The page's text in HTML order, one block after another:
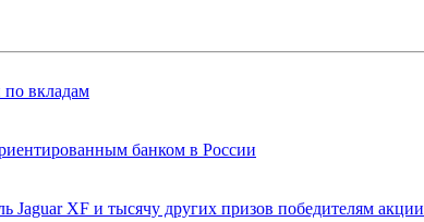
вкладам
банком в России
XF и тысячу других призов победителям акции